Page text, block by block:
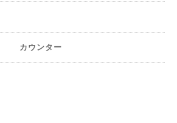
カウンター